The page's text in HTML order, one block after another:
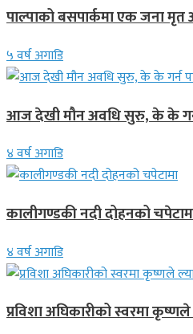
पाल्पाको बसपार्कमा एक जना
५ वर्ष अगाडि
आज देखी मौन अवधि सुरु, के के
४ वर्ष अगाडि
कालीगण्डकी नदी दोहनको
४ वर्ष अगाडि
प्रविशा अघिकारीको स्वरमा